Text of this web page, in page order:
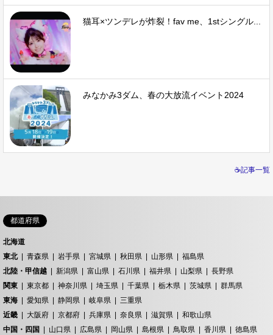
猫耳×ツンデレが炸裂！fav me、1stシングル...
みなかみ3ダム、春の大放流イベント2024
☕記事一覧
都道府県
北海道
東北
青森県 岩手県 宮城県 秋田県 山形県
福島県
北陸・甲信越
新潟県 富山県 石川県 福井県 山梨県
長野県
関東
東京都 神奈川県 埼玉県 千葉県 栃木県 茨城県
群馬県
東海
愛知県 静岡県 岐阜県
三重県
近畿
大阪府 京都府 兵庫県 奈良県 滋賀県
和歌山県
中国・四国
山口県 広島県 岡山県 島根県 鳥取県 香川県
徳島県